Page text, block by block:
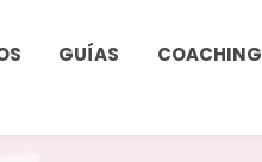
GUÍAS COACHING